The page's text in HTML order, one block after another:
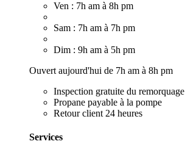
Ven : 7h am à 8h pm
Sam : 7h am à 7h pm
Dim : 9h am à 5h pm
Ouvert aujourd'hui de 7h am à 8h pm
Inspection gratuite du remorquage
Propane payable à la pompe
Retour client 24 heures
Services